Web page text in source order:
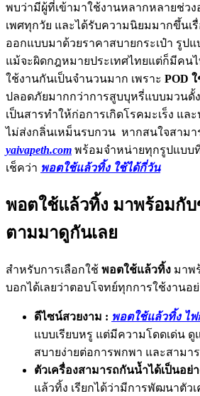
พบว่ามีผู้ที่เข้ามาใช้งานหลากหลายช่ว
เพศทุกวัย และได้รับความนิยมมากขึ้นเรื่
ออกแบบมาด้วยราคาสบายกระเป๋า รูป
แม้จะผิดกฎหมายประเทศไทยแต่ก็มีคน
ใช้งานกันเป็นจำนวนมาก เพราะ POD
ปลอดภัยมากกว่าการสูบบุหรี่แบบมวนดั้
เป็นสารทำให้ก่อการเกิดโรคมะเร็ง แ
ไม่ส่งกลิ่นเหม็นรบกวน หากสนใจสามา
yaivapeth.com พร้อมจำหน่ายทุกรูปแบบ
เช็คว่า พอตใช้แล้วทิ้ง ใช้ได้กี่วัน
พอตใช้แล้วทิ้ง มาพร้อมกับ
ตามมาดูกันเลย
สำหรับการเลือกใช้ พอตใช้แล้วทิ้ง มาพ
บอกได้เลยว่าตอบโจทย์ทุกการใช้งานอ
ดีไซน์สวยงาม : พอตใช้แล้วทิ้ง ไ
แบบเรียบหรู แต่มีความโดดเด่น
สบายง่ายต่อการพกพา และสามา
ตัวเครื่องสามารถกันน้ำได้เป็นอย่
แล้วทิ้ง เรียกได้ว่ามีการพัฒนาตัว